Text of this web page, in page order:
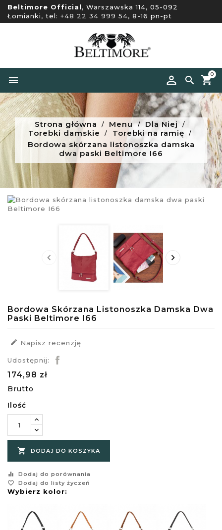
Beltimore Official, Warszawska 114, 05-092
Łomianki, tel: +48 22 34 999 54, 8-16 pn-pt


0
Strona główna Menu
Dla Niej
Torebki damskie
Torebki na ramię
Bordowa skórzana listonoszka damska
dwa paski Beltimore I66
 
Bordowa Skórzana Listonoszka Damska Dwa
Paski Beltimore I66
 Napisz recenzję
Udostępnij:
174,98 zł
Brutto
Ilość
 DODAJ DO KOSZYKA
equalizer
Dodaj do porównania
favorite_border
Dodaj do listy życzeń
Wybierz kolor: